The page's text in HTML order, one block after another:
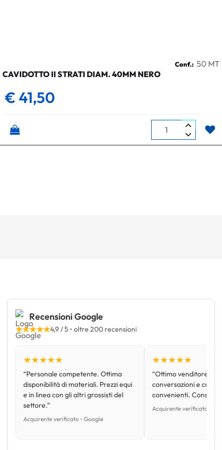
Conf.: 50 MT
CAVIDOTTO II STRATI DIAM. 40MM NERO
€ 41,50
Quantità
Recensioni Google
★★★★★4,9 / 5 • oltre 200 recensioni
★★★★★
“Personale competente. Ottima
disponibilità di materiali. Prezzi equi
e in linea con gli altri grossisti del
settore.”
Acquirente verificato • Google
★★★★★
“Ottimo venditore,
conversazioni e con
convenienti.
Acquirente verificato •